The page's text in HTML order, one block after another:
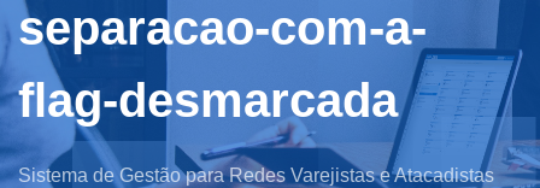
separacao-com-a-
flag-desmarcada
Sistema de Gestão para Redes Varejistas e Atacadistas